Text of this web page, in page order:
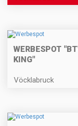
WERBESPOT
KING"
Vöcklabruck